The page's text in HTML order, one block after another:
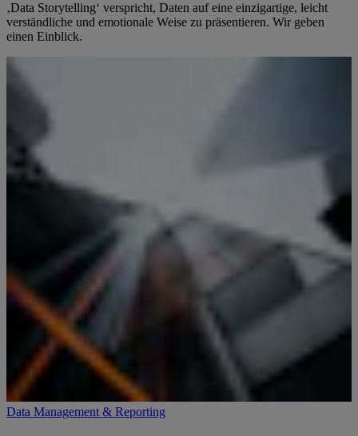
‚Data Storytelling‘ verspricht, Daten auf eine einzigartige, leicht
verständliche und emotionale Weise zu präsentieren. Wir geben
einen Einblick.
Data Management & Reporting